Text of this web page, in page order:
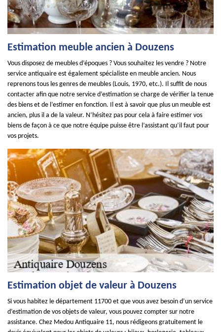
Estimation meuble ancien à Douzens
Vous disposez de meubles d’époques ? Vous souhaitez les vendre ? Notre
service antiquaire est également spécialiste en meuble ancien. Nous
reprenons tous les genres de meubles (Louis, 1970, etc.). Il suffit de nous
contacter afin que notre service d’estimation se charge de vérifier la tenue
des biens et de l’estimer en fonction. Il est à savoir que plus un meuble est
ancien, plus il a de la valeur. N’hésitez pas pour cela à faire estimer vos
biens de façon à ce que notre équipe puisse être l’assistant qu’il faut pour
vos projets.
Estimation objet de valeur à Douzens
Si vous habitez le département 11700 et que vous avez besoin d’un service
d’estimation de vos objets de valeur, vous pouvez compter sur notre
assistance. Chez Medou Antiquaire 11, nous rédigeons gratuitement le